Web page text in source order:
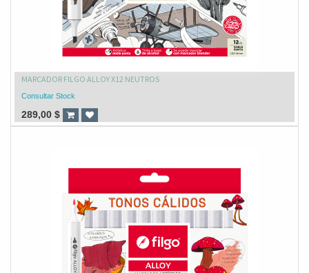
MARCADOR FILGO ALLOY X12 NEUTROS
Consultar Stock
289,00 $